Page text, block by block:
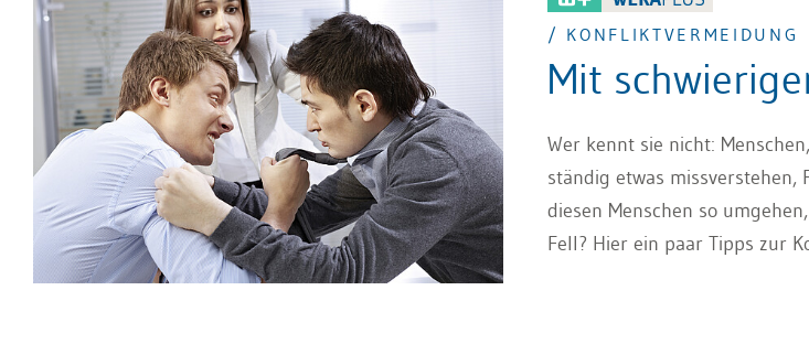
/ KONFLIKTVERMEIDUNG
Mit
Wer kennt sie nicht:
ständig etwas
diesen Menschen so
Fell? Hier ein paar Tipps zur